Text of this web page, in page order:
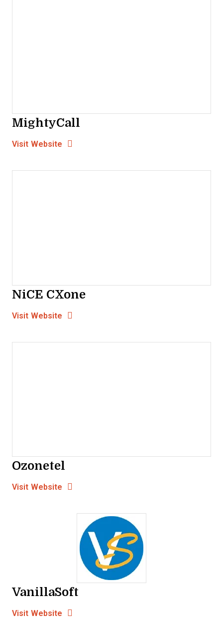
MightyCall
Visit Website Opens New Window
NiCE CXone
Visit Website Opens New Window
Ozonetel
Visit Website Opens New Window
VanillaSoft
Visit Website Opens New Window